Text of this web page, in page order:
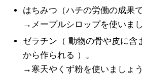
はちみつ（ハチの労働の成果で
→メープルシロップを使いまし
ゼラチン（ 動物の骨や皮に含
から作られる ）。
→寒天やくず粉を使いましょう